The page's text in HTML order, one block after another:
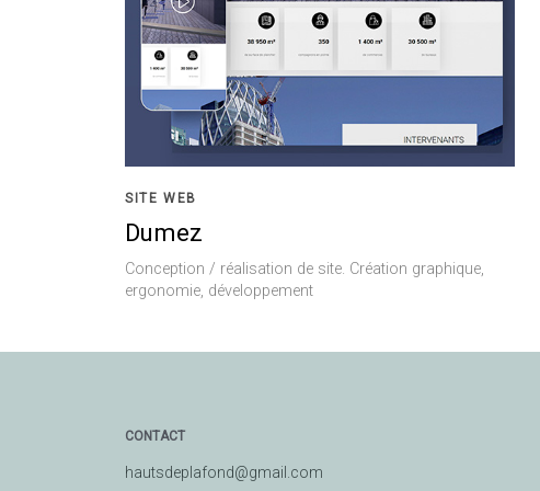
SITE WEB
Dumez
Conception / réalisation de site. Création graphique,
ergonomie, développement
CONTACT
hautsdeplafond@gmail.com